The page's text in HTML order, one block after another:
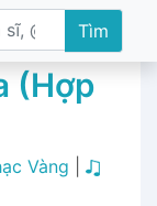
Tìm
(Hợp
Vàng